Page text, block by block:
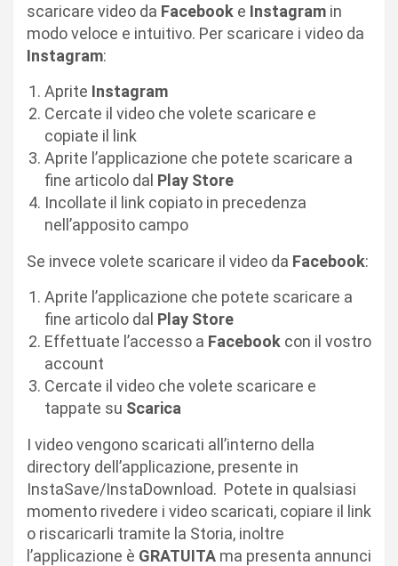
scaricare video da Facebook e Instagram in
modo veloce e intuitivo. Per scaricare i video da
Instagram:
Aprite Instagram
Cercate il video che volete scaricare e
copiate il link
Aprite l’applicazione che potete scaricare a
fine articolo dal Play Store
Incollate il link copiato in precedenza
nell’apposito campo
Se invece volete scaricare il video da Facebook:
Aprite l’applicazione che potete scaricare a
fine articolo dal Play Store
Effettuate l’accesso a Facebook con il vostro
account
Cercate il video che volete scaricare e
tappate su Scarica
I video vengono scaricati all’interno della
directory dell’applicazione, presente in
InstaSave/InstaDownload. Potete in qualsiasi
momento rivedere i video scaricati, copiare il link
o riscaricarli tramite la Storia, inoltre
l’applicazione è GRATUITA ma presenta annunci